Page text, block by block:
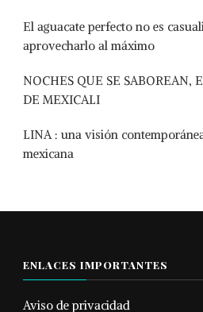
El aguacate perfecto no es
aprovecharlo al máximo
NOCHES QUE SE SABOREAN,
DE MEXICALI
LINA : una visión
mexicana
ENLACES IMPORTANTES
Aviso de privacidad